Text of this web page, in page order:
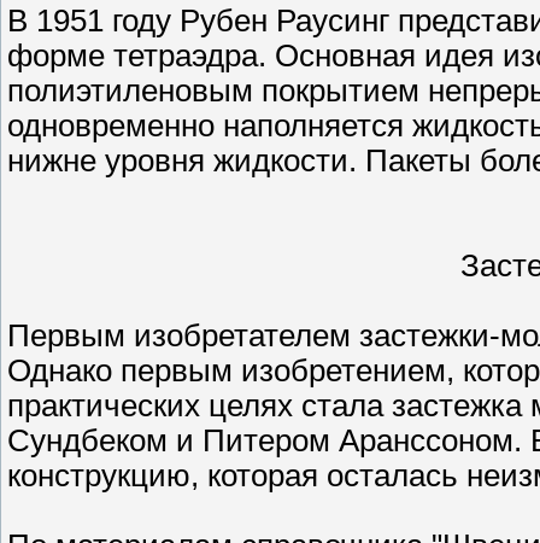
В 1951 году Рубен Раусинг
форме тетраэдра. Основная идея
полиэтиленовым покрытием
одновременно наполняется
нижне уровня жидкости. Пакеты
Первым изобретателем застежки-
Однако первым изобретением,
практических целях стала
Сундбеком и Питером Аранссоном.
конструкцию, которая осталась